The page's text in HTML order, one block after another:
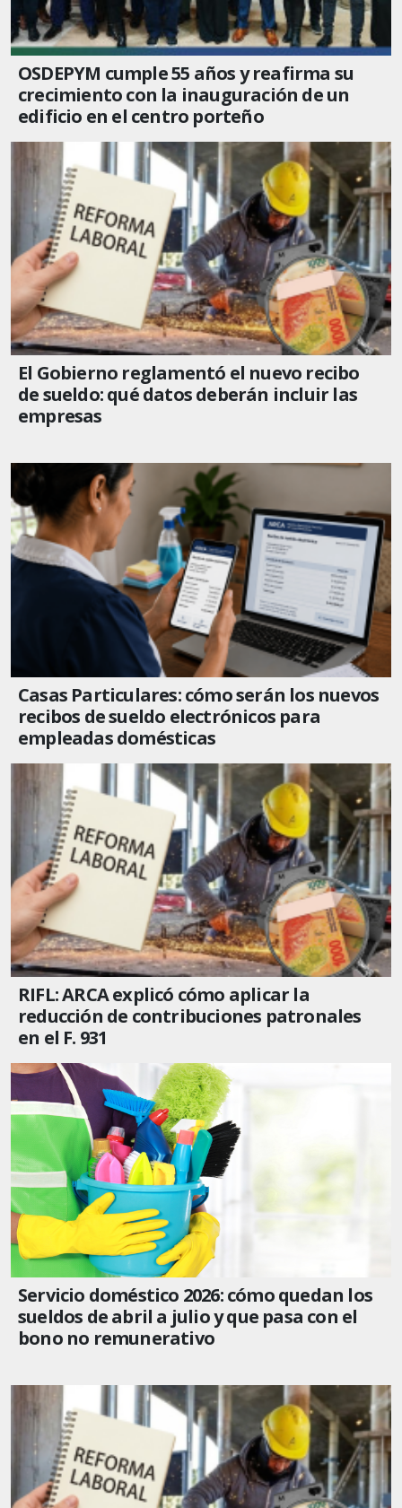
OSDEPYM cumple 55 años y reafirma su
crecimiento con la inauguración de un
edificio en el centro porteño
El Gobierno reglamentó el nuevo recibo
de sueldo: qué datos deberán incluir las
empresas
Casas Particulares: cómo serán los nuevos
recibos de sueldo electrónicos para
empleadas domésticas
RIFL: ARCA explicó cómo aplicar la
reducción de contribuciones patronales
en el F. 931
Servicio doméstico 2026: cómo quedan los
sueldos de abril a julio y que pasa con el
bono no remunerativo